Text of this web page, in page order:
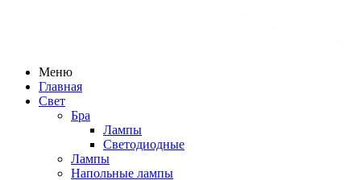
Меню
Главная
Свет
Бра
Лампы
Светодиодные
Лампы
Напольные лампы